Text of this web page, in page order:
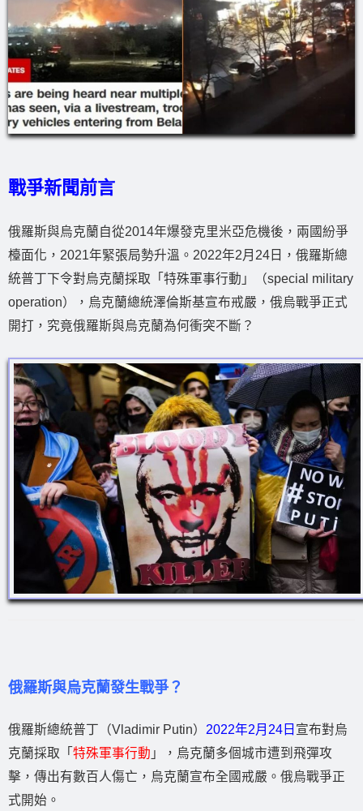
戰爭新聞前言
俄羅斯與烏克蘭自從2014年爆發克里米亞危機後，兩國紛爭
檯面化，2021年緊張局勢升溫。2022年2月24日，俄羅斯總
統普丁下令對烏克蘭採取「特殊軍事行動」（special military
operation），烏克蘭總統澤倫斯基宣布戒嚴，俄烏戰爭正式
開打，究竟俄羅斯與烏克蘭為何衝突不斷？
俄羅斯與烏克蘭發生戰爭？
俄羅斯總統普丁（Vladimir Putin） 2022年2月24日 宣布對烏
克蘭採取「 特殊軍事行動 」，烏克蘭多個城市遭到飛彈攻
擊，傳出有數百人傷亡，烏克蘭宣布全國戒嚴。俄烏戰爭正
式開始。